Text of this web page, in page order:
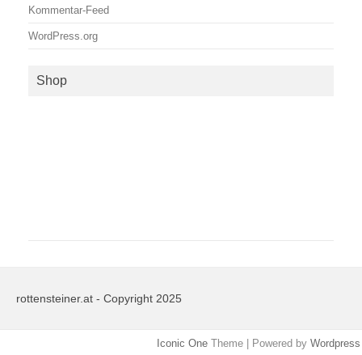
Kommentar-Feed
WordPress.org
Shop
rottensteiner.at - Copyright 2025
Iconic One Theme | Powered by Wordpress